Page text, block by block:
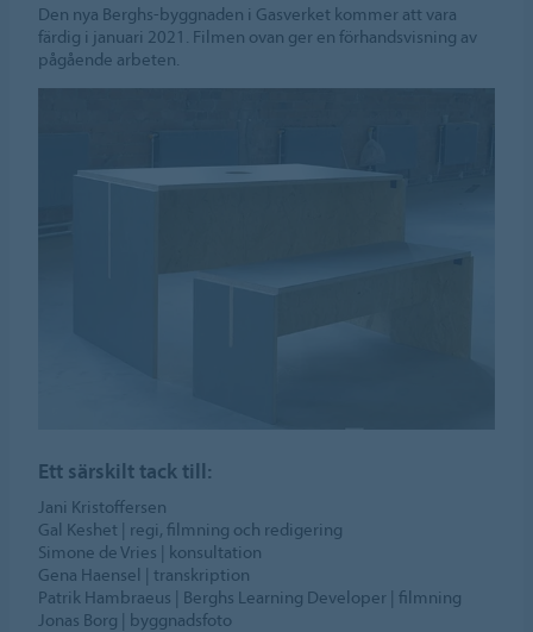
Den nya Berghs-byggnaden i Gasverket kommer att vara
färdig i januari 2021. Filmen ovan ger en förhandsvisning av
pågående arbeten.
Ett särskilt tack till:
Jani Kristoffersen
Gal Keshet | regi, filmning och redigering
Simone de Vries | konsultation
Gena Haensel | transkription
Patrik Hambraeus | Berghs Learning Developer | filmning
Jonas Borg | byggnadsfoto